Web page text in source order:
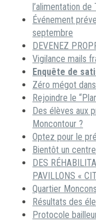
l’alimentation de
Événement
septembre
DEVENEZ
Vigilance mails
Enquête de
Zéro mégot dans
Rejoindre le
Des élèves aux
Moncontour ?
Optez pour le
Bientôt un
DES
PAVILLONS «
Quartier
Résultats des
Protocole